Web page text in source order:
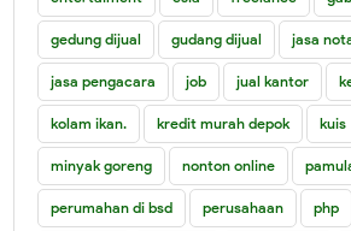
gedung dijual gudang dijual jasa
jasa pengacara job jual kantor
kolam ikan. kredit murah depok kuis
minyak goreng nonton online
perumahan di bsd perusahaan php